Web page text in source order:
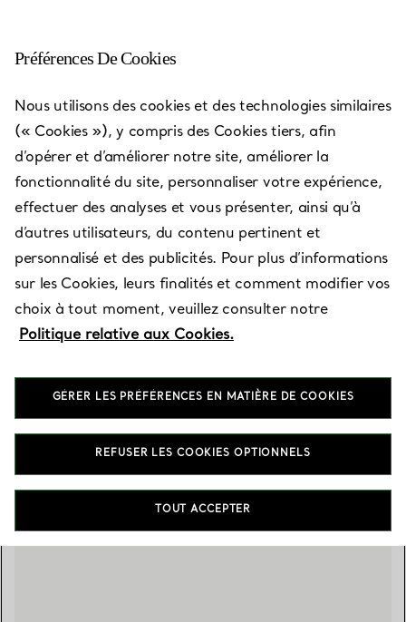
Galaxy Macau™
Ouvert aujourd’hui jusqu’à 22:00
PRENEZ RENDEZ-VOUS
Services disponibles
2883 9950
Trouver votre boutique
Préférences De Cookies
Nous utilisons des cookies et des technologies similaires
(« Cookies »), y compris des Cookies tiers, afin
d’opérer et d’améliorer notre site, améliorer la
fonctionnalité du site, personnaliser votre expérience,
effectuer des analyses et vous présenter, ainsi qu’à
d’autres utilisateurs, du contenu pertinent et
personnalisé et des publicités. Pour plus d’informations
sur les Cookies, leurs finalités et comment modifier vos
choix à tout moment, veuillez consulter notre
Politique relative aux Cookies.
GÉRER LES PRÉFÉRENCES EN MATIÈRE DE COOKIES
REFUSER LES COOKIES OPTIONNELS
TOUT ACCEPTER